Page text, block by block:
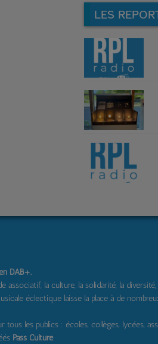
LES
DAB+.
la culture, la solidarité, la diversité,
éclectique laisse la place à de
tous les publics : écoles, collèges, lycées,
Pass Culture.